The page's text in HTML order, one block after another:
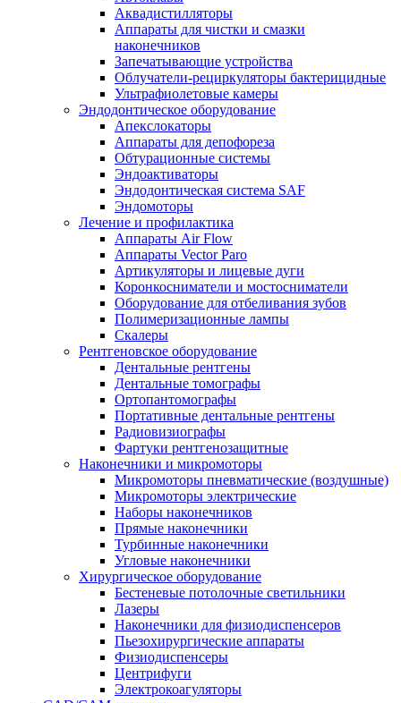
Аквадистилляторы
Аппараты для чистки и смазки
наконечников
Запечатывающие устройства
Облучатели-рециркуляторы бактерицидные
Ультрафиолетовые камеры
Эндодонтическое оборудование
Апекслокаторы
Аппараты для депофореза
Обтурационные системы
Эндоактиваторы
Эндодонтическая система SAF
Эндомоторы
Лечение и профилактика
Аппараты Air Flow
Аппараты Vector Paro
Артикуляторы и лицевые дуги
Коронкосниматели и мостосниматели
Оборудование для отбеливания зубов
Полимеризационные лампы
Скалеры
Рентгеновское оборудование
Дентальные рентгены
Дентальные томографы
Ортопантомографы
Портативные дентальные рентгены
Радиовизиографы
Фартуки рентгенозащитные
Наконечники и микромоторы
Микромоторы пневматические (воздушные)
Микромоторы электрические
Наборы наконечников
Прямые наконечники
Турбинные наконечники
Угловые наконечники
Хирургическое оборудование
Бестеневые потолочные светильники
Лазеры
Наконечники для физиодиспенсеров
Пьезохирургические аппараты
Физиодиспенсеры
Центрифуги
Электрокоагуляторы